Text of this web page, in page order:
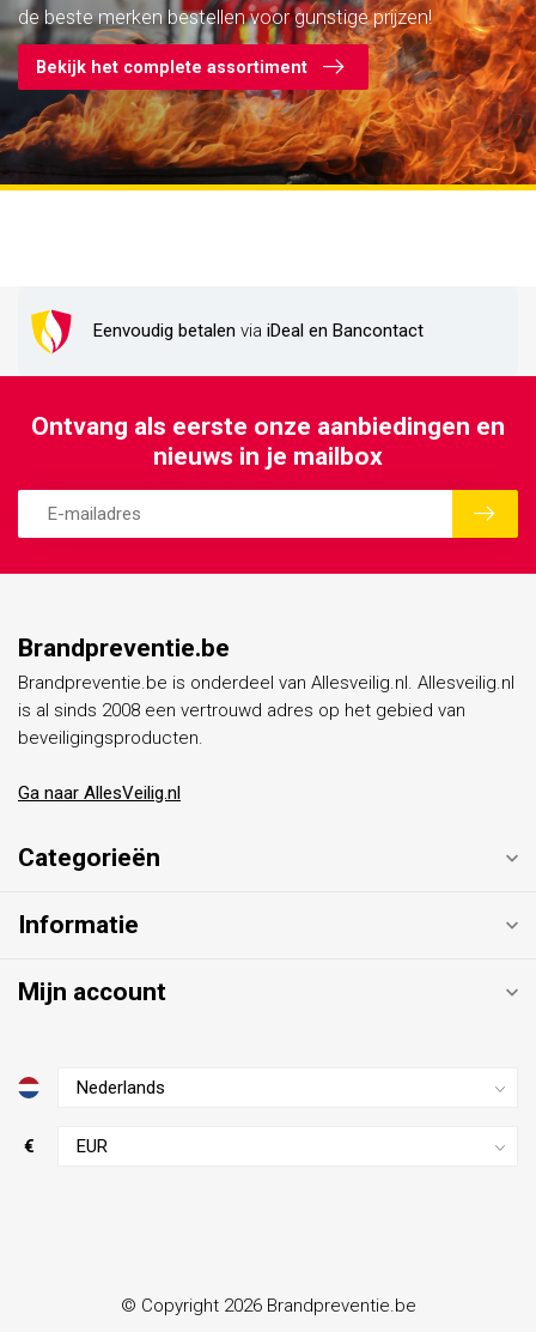
de beste merken bestellen voor gunstige prijzen!
Bekijk het complete assortiment
Eenvoudig betalen via iDeal en Bancontact
Ontvang als eerste onze aanbiedingen en
nieuws in je mailbox
Brandpreventie.be
Brandpreventie.be is onderdeel van Allesveilig.nl. Allesveilig.nl
is al sinds 2008 een vertrouwd adres op het gebied van
beveiligingsproducten.
Ga naar AllesVeilig.nl
Categorieën
Informatie
Mijn account
€
© Copyright 2026 Brandpreventie.be